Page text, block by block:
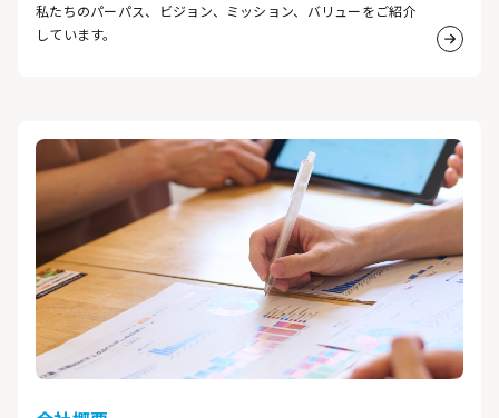
私たちのパーパス、ビジョン、ミッション、バリューをご紹介
しています。
詳細は